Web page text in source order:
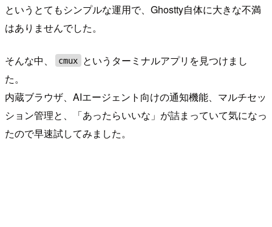
というとてもシンプルな運用で、Ghostty自体に大きな不満
はありませんでした。
そんな中、 cmux
というターミナルアプリを見つけまし
た。
内蔵ブラウザ、AIエージェント向けの通知機能、マルチセッ
ション管理と、「あったらいいな」が詰まっていて気になっ
たので早速試してみました。